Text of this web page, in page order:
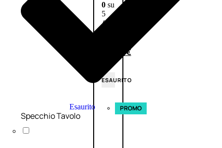
0su
5
(0)
43,50€
ESAURITO
Esaurito PROMO
Specchio Tavolo